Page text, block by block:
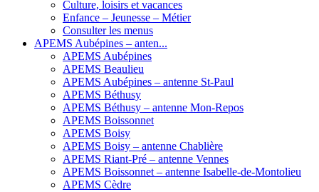
Culture, loisirs et vacances
Enfance – Jeunesse – Métier
Consulter les menus
APEMS Aubépines – anten...
APEMS Aubépines
APEMS Beaulieu
APEMS Aubépines – antenne St-Paul
APEMS Béthusy
APEMS Béthusy – antenne Mon-Repos
APEMS Boissonnet
APEMS Boisy
APEMS Boisy – antenne Chablière
APEMS Riant-Pré – antenne Vennes
APEMS Boissonnet – antenne Isabelle-de-Montolieu
APEMS Cèdre